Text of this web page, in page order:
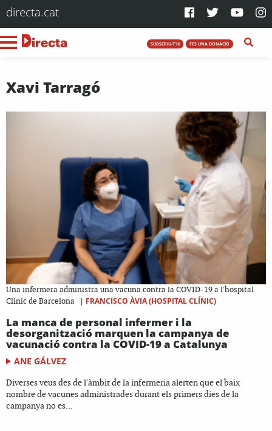
directa.cat
SUBSCRIU-T'HI FES UNA DONACIÓ
Xavi Tarragó
Una infermera administra una vacuna contra la COVID-19 a l'hospital
Clínic de Barcelona
| FRANCISCO ÀVIA (HOSPITAL CLÍNIC)
La manca de personal infermer i la
desorganització marquen la campanya de
vacunació contra la COVID-19 a Catalunya
ANE GÁLVEZ
Diverses veus des de l'àmbit de la infermeria alerten que el baix
nombre de vacunes administrades durant els primers dies de la
campanya no es...